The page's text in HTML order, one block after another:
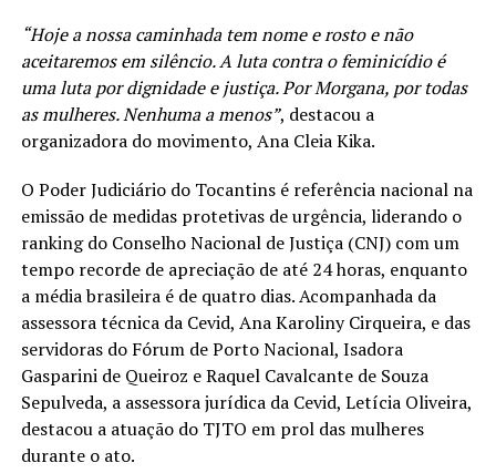
“Hoje a nossa caminhada tem nome e rosto e não
aceitaremos em silêncio. A luta contra o feminicídio é
uma luta por dignidade e justiça. Por Morgana, por todas
as mulheres. Nenhuma a menos”, destacou a
organizadora do movimento, Ana Cleia Kika.
O Poder Judiciário do Tocantins é referência nacional na
emissão de medidas protetivas de urgência, liderando o
ranking do Conselho Nacional de Justiça (CNJ) com um
tempo recorde de apreciação de até 24 horas, enquanto
a média brasileira é de quatro dias. Acompanhada da
assessora técnica da Cevid, Ana Karoliny Cirqueira, e das
servidoras do Fórum de Porto Nacional, Isadora
Gasparini de Queiroz e Raquel Cavalcante de Souza
Sepulveda, a assessora jurídica da Cevid, Letícia Oliveira,
destacou a atuação do TJTO em prol das mulheres
durante o ato.